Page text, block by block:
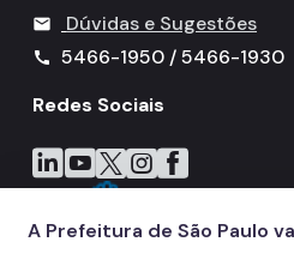
mail Dúvidas e Sugestões
call
5466-1950 / 5466-1930
Redes Sociais
Icone do LinkedIn
Icone do YouTube
Icone do X
Icone do Instagram
Icone do
A Prefeitura de São Paulo